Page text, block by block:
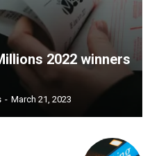
2022 winners
- March 21, 2023